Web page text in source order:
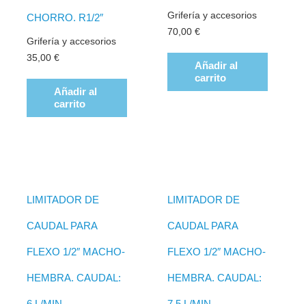
CHORRO. R1/2″
Grifería y accesorios
35,00€
Añadir al
carrito
Grifería y accesorios
70,00 €
Añadir al
carrito
LIMITADOR DE
CAUDAL PARA
FLEXO 1/2″ MACHO-
HEMBRA. CAUDAL:
LIMITADOR DE
CAUDAL PARA
FLEXO 1/2″ MACHO-
HEMBRA. CAUDAL: